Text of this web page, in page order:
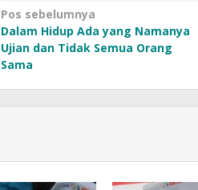
Navigasi
pos
Pos sebelumnya
Dalam Hidup Ada yang Namanya
Ujian dan Tidak Semua Orang
Sama